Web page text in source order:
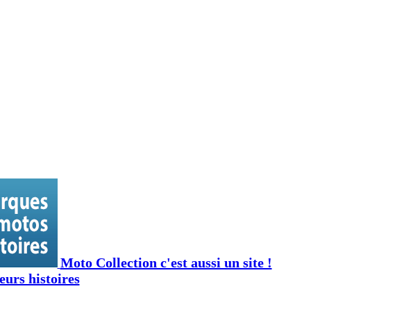
Moto Collection c'est aussi un site !
histoires